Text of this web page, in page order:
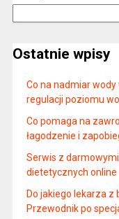
Ostatnie wpisy
Co na nadmiar
regulacji poziomu
Co pomaga na
łagodzenie i
Serwis z
dietetycznych online
Do jakiego lekarza z
Przewodnik po